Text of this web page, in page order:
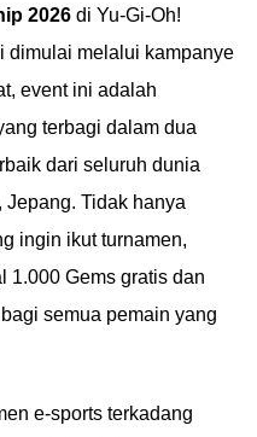
2026 di Yu-Gi-Oh!
dimulai melalui kampanye
event ini adalah
terbagi dalam dua
dari seluruh dunia
Jepang. Tidak hanya
ingin ikut turnamen,
1.000 Gems gratis dan
semua pemain yang
e-sports terkadang